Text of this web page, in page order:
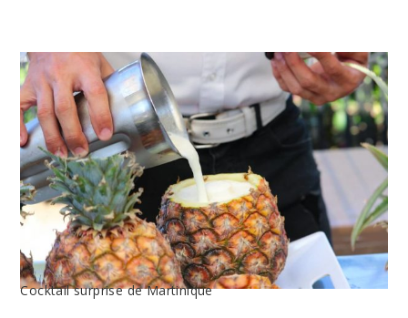
Cocktail surprise de Martinique